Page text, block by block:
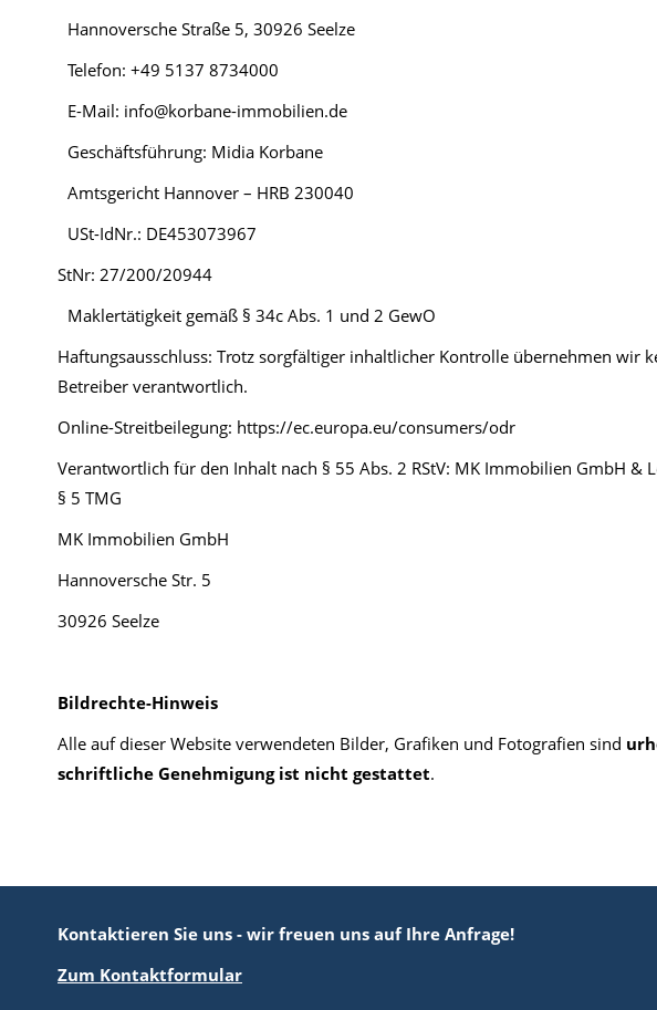
Hannoversche Straße 5, 30926 Seelze
Telefon: +49 5137 8734000
E-Mail: info@korbane-immobilien.de
Geschäftsführung: Midia Korbane
Amtsgericht Hannover – HRB 230040
USt-IdNr.: DE453073967
StNr: 27/200/20944
Maklertätigkeit gemäß § 34c Abs. 1 und 2 GewO
Haftungsausschluss: Trotz sorgfältiger inhaltlicher Kontrolle übernehmen wir
Betreiber verantwortlich.
Online-Streitbeilegung: https://ec.europa.eu/consumers/odr
Verantwortlich für den Inhalt nach § 55 Abs. 2 RStV: MK Immobilien GmbH
§ 5 TMG
MK Immobilien GmbH
Hannoversche Str. 5
30926 Seelze
Bildrechte-Hinweis
Alle auf dieser Website verwendeten Bilder, Grafiken und Fotografien sind
schriftliche Genehmigung ist nicht gestattet.
Kontaktieren Sie uns - wir freuen uns auf Ihre Anfrage!
Zum Kontaktformular